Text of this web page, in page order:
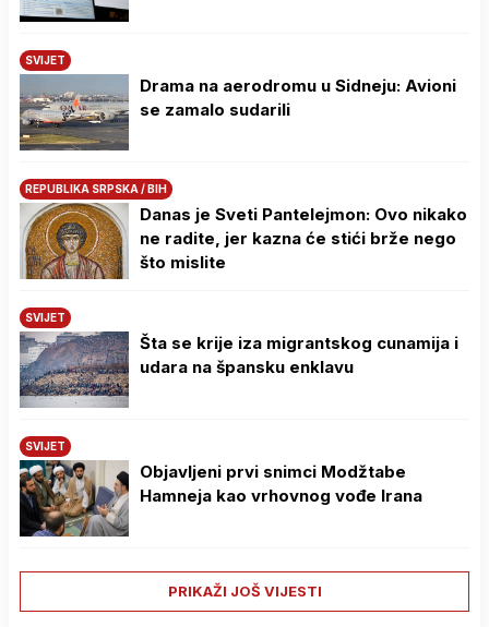
SVIJET
Drama na aerodromu u Sidneju: Avioni
se zamalo sudarili
REPUBLIKA SRPSKA / BIH
Danas je Sveti Pantelejmon: Ovo nikako
ne radite, jer kazna će stići brže nego
što mislite
SVIJET
Šta se krije iza migrantskog cunamija i
udara na špansku enklavu
SVIJET
Objavljeni prvi snimci Modžtabe
Hamneja kao vrhovnog vođe Irana
PRIKAŽI JOŠ VIJESTI